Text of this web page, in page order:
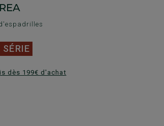
d'espadrilles
SÉRIE
dès 199€ d'achat